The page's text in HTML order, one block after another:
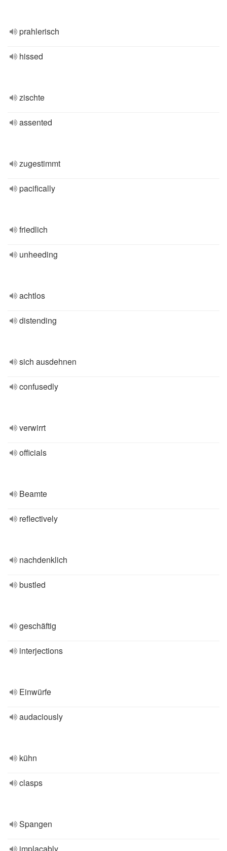
prahlerisch
hissed
zischte
assented
zugestimmt
pacifically
friedlich
unheeding
achtlos
distending
sich ausdehnen
confusedly
verwirrt
officials
Beamte
reflectively
nachdenklich
bustled
geschäftig
interjections
Einwürfe
audaciously
kühn
clasps
Spangen